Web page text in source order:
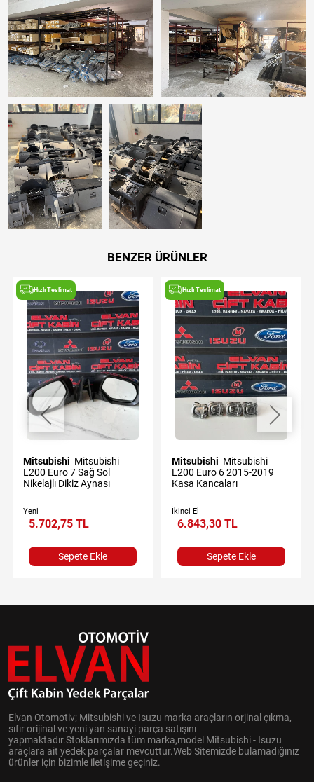
BENZER ÜRÜNLER
Hızlı Teslimat
Mitsubishi
L200 Euro 7 Sağ Sol
Nikelajlı Dikiz Aynası
Yeni
5.702,75 TL
Sepete Ekle
Hızlı Teslimat
Mitsubishi
L200 Euro 6 2015-2019
Kasa Kancaları
İkinci El
6.843,30 TL
Sepete Ekle
Elvan Otomotiv; Mitsubishi ve Isuzu marka araçların orjinal çıkma,
sıfır orijinal ve yeni yan sanayi parça satışını
yapmaktadır.Stoklarımızda tüm marka,model Mitsubishi - Isuzu
araçlara ait yedek parçalar mevcuttur.Web Sitemizde bulamadığınız
ürünler için bizimle iletişime geçiniz.